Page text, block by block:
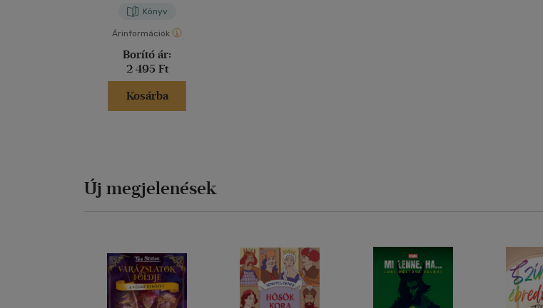
Könyv
Árinformációk
Borító ár:
2 495 Ft
Kosárba
Új megjelenések